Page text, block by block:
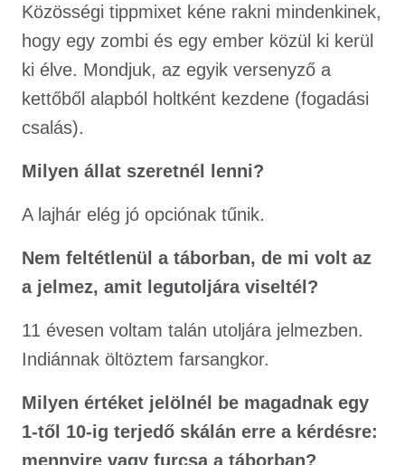
Közösségi tippmixet kéne rakni mindenkinek,
hogy egy zombi és egy ember közül ki kerül
ki élve. Mondjuk, az egyik versenyző a
kettőből alapból holtként kezdene (fogadási
csalás).
Milyen állat szeretnél lenni?
A lajhár elég jó opciónak tűnik.
Nem feltétlenül a táborban, de mi volt az
a jelmez, amit legutoljára viseltél?
11 évesen voltam talán utoljára jelmezben.
Indiánnak öltöztem farsangkor.
Milyen értéket jelölnél be magadnak egy
1-től 10-ig terjedő skálán erre a kérdésre:
mennyire vagy furcsa a táborban?